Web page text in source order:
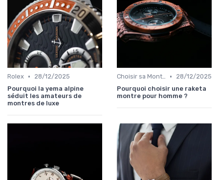
Rolex •
28/12/2025
Pourquoi la yema alpine
séduit les amateurs de
montres de luxe
Choisir sa Montre de Luxe •
28/12/2025
Pourquoi choisir une raketa
montre pour homme ?